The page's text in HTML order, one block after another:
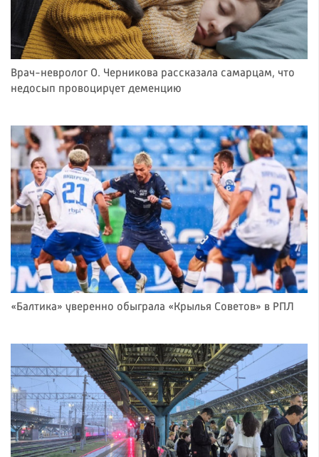
Врач-невролог О. Черникова рассказала самарцам, что
недосып провоцирует деменцию
«Балтика» уверенно обыграла «Крылья Советов» в РПЛ